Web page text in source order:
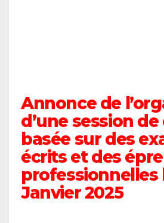
Annonce de
d’une session
basée sur des
écrits et des
professionnelles
Janvier 2025